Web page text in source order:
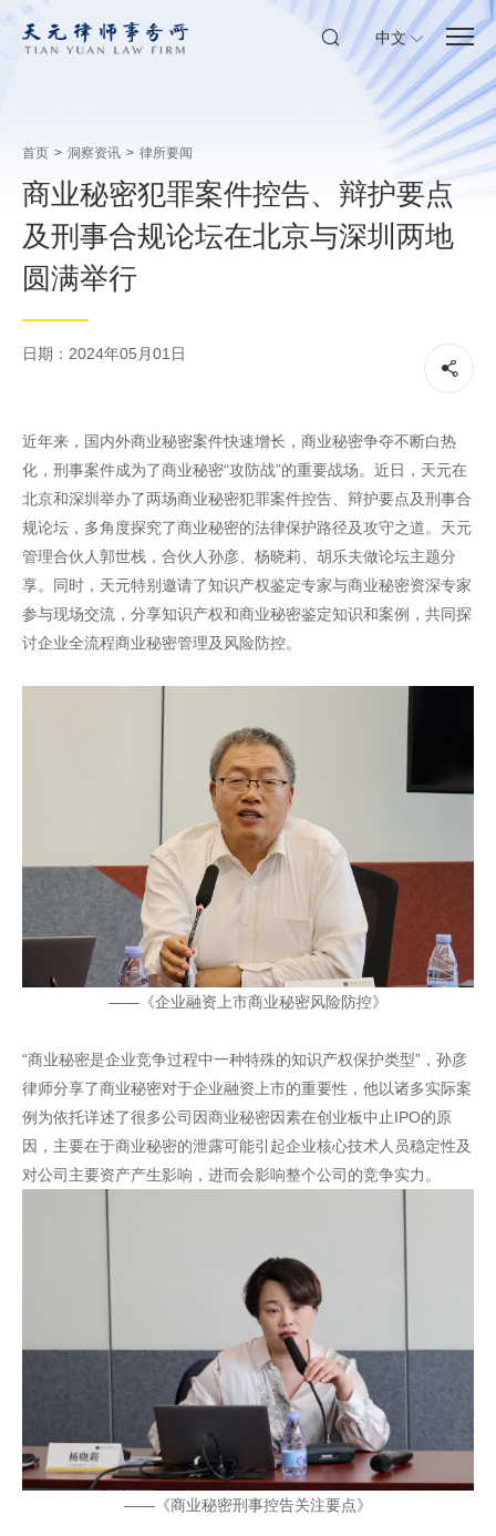
中文
首页 > 洞察资讯 > 律所要闻
商业秘密犯罪案件控告、辩护要点
及刑事合规论坛在北京与深圳两地
圆满举行
日期：2024年05月01日
近年来，国内外商业秘密案件快速增长，商业秘密争夺不断白热
化，刑事案件成为了商业秘密“攻防战”的重要战场。近日，天元在
北京和深圳举办了两场商业秘密犯罪案件控告、辩护要点及刑事合
规论坛，多角度探究了商业秘密的法律保护路径及攻守之道。天元
管理合伙人郭世栈，合伙人孙彦、杨晓莉、胡乐夫做论坛主题分
享。同时，天元特别邀请了知识产权鉴定专家与商业秘密资深专家
参与现场交流，分享知识产权和商业秘密鉴定知识和案例，共同探
讨企业全流程商业秘密管理及风险防控。
——《企业融资上市商业秘密风险防控》
“商业秘密是企业竞争过程中一种特殊的知识产权保护类型”，孙彦
律师分享了商业秘密对于企业融资上市的重要性，他以诸多实际案
例为依托详述了很多公司因商业秘密因素在创业板中止IPO的原
因，主要在于商业秘密的泄露可能引起企业核心技术人员稳定性及
对公司主要资产产生影响，进而会影响整个公司的竞争实力。
——《商业秘密刑事控告关注要点》